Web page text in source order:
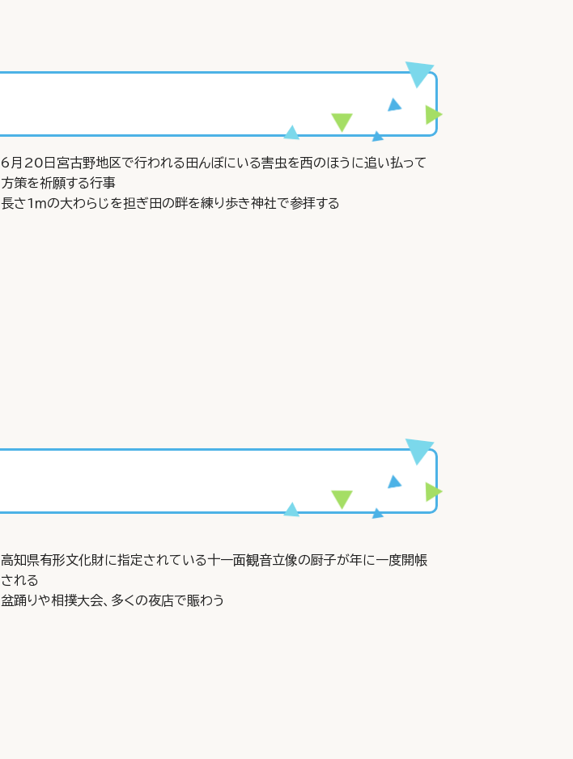
6月20日宮古野地区で行われる田んぼにいる害虫を西のほうに追い払って
方策を祈願する行事
長さ1ｍの大わらじを担ぎ田の畔を練り歩き神社で参拝する
高知県有形文化財に指定されている十一面観音立像の厨子が年に一度開帳
される
盆踊りや相撲大会、多くの夜店で賑わう